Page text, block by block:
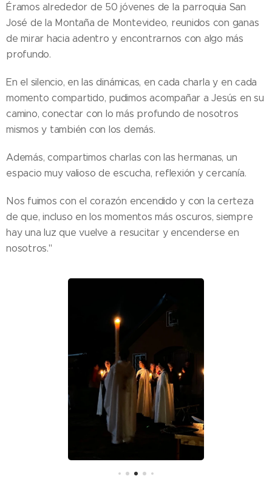
Éramos alrededor de 50 jóvenes de la parroquia San
José de la Montaña de Montevideo, reunidos con ganas
de mirar hacia adentro y encontrarnos con algo más
profundo.
En el silencio, en las dinámicas, en cada charla y en cada
momento compartido, pudimos acompañar a Jesús en su
camino, conectar con lo más profundo de nosotros
mismos y también con los demás.
Además, compartimos charlas con las hermanas, un
espacio muy valioso de escucha, reflexión y cercanía.
Nos fuimos con el corazón encendido y con la certeza
de que, incluso en los momentos más oscuros, siempre
hay una luz que vuelve a resucitar y encenderse en
nosotros."